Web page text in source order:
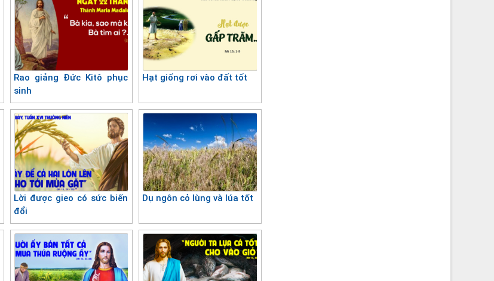
Rao giảng Đức Kitô phục
sinh
Hạt giống rơi vào đất tốt
Lời được gieo có sức biến
đổi
Dụ ngôn cỏ lùng và lúa tốt